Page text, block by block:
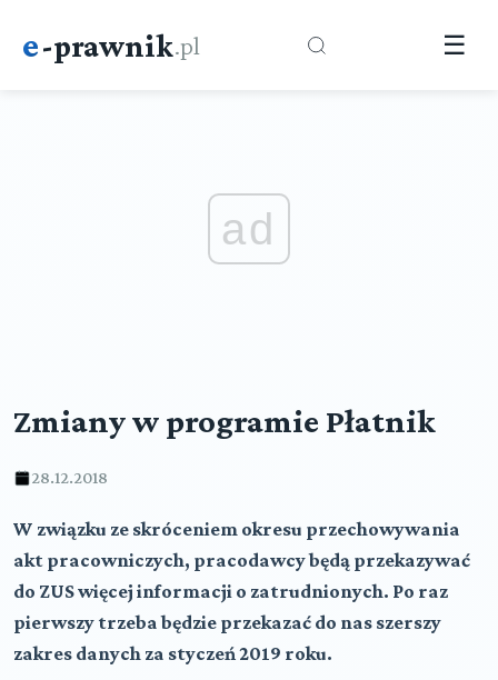
e-prawnik.pl ☰
ad
Zmiany w programie Płatnik
28.12.2018
W związku ze skróceniem okresu przechowywania
akt pracowniczych, pracodawcy będą przekazywać
do ZUS więcej informacji o zatrudnionych. Po raz
pierwszy trzeba będzie przekazać do nas szerszy
zakres danych za styczeń 2019 roku.